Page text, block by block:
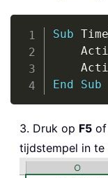
Sub
End
Sub
3. Druk op F5
tijdstempel in te